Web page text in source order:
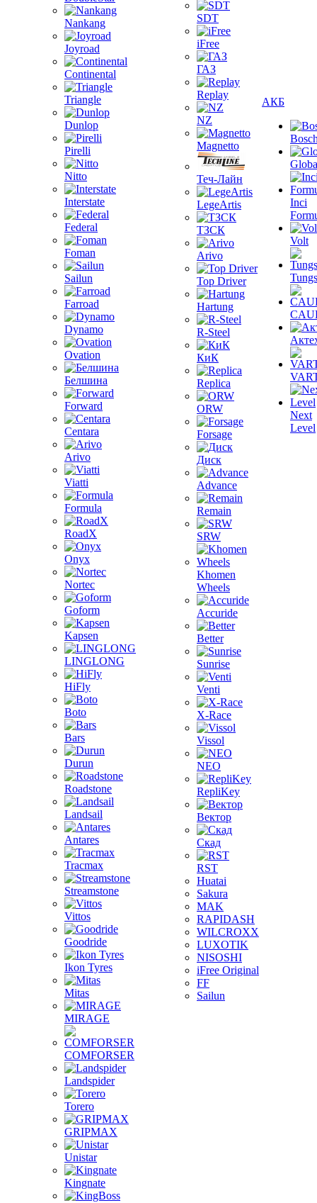
Nankang
Joyroad
Continental
Triangle
Dunlop
Pirelli
Nitto
Interstate
Federal
Foman
Sailun
Farroad
Dynamo
Ovation
Белшина
Forward
Centara
Arivo
Viatti
Formula
RoadX
Onyx
Nortec
Goform
Kapsen
LINGLONG
HiFly
Boto
Bars
Durun
Roadstone
Landsail
Antares
Tracmax
Streamstone
Vittos
Goodride
Ikon Tyres
Mitas
MIRAGE
COMFORSER
Landspider
Torero
GRIPMAX
Unistar
Kingnate
SDT
iFree
ГАЗ
Replay
NZ
Magnetto
Теч-Лайн
LegeArtis
ТЗСК
Arivo
Top Driver
Hartung
R-Steel
КиК
Replica
ORW
Forsage
Диск
Advance
Remain
SRW
Khomen
Wheels
Accuride
Better
Sunrise
Venti
X-Race
Vissol
NEO
RepliKey
Вектор
Скад
RST
Huatai
Sakura
MAK
RAPIDASH
WILCROXX
LUXOTIK
NISOSHI
iFree Original
FF
Sailun
АКБ
Inci
Volt
Next
Level